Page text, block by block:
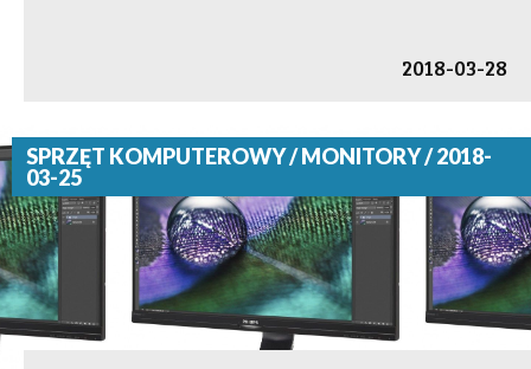
2018-03-28
SPRZĘT KOMPUTEROWY / MONITORY / 2018-
03-25